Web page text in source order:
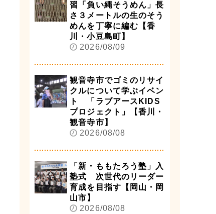
習「負い縄そうめん」長
さ３メートルの生のそう
めんを丁寧に編む【香
川・小豆島町】
2026/08/09
観音寺市でゴミのリサイ
クルについて学ぶイベン
ト 「ラブアースKIDS
プロジェクト」【香川・
観音寺市】
2026/08/08
「新・ももたろう塾」入
塾式 次世代のリーダー
育成を目指す【岡山・岡
山市】
2026/08/08